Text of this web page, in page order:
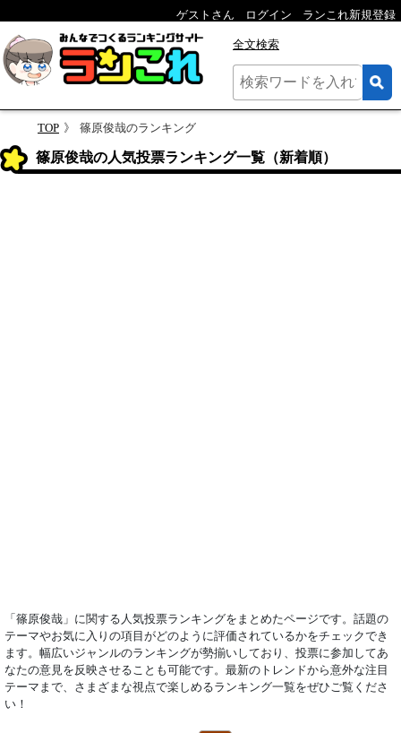
ゲストさん ログイン ランこれ新規登録
全文検索
TOP 篠原俊哉のランキング
篠原俊哉の人気投票ランキング一覧（新着順）
「篠原俊哉」に関する人気投票ランキングをまとめたページです。話題の
テーマやお気に入りの項目がどのように評価されているかをチェックでき
ます。幅広いジャンルのランキングが勢揃いしており、投票に参加してあ
なたの意見を反映させることも可能です。最新のトレンドから意外な注目
テーマまで、さまざまな視点で楽しめるランキング一覧をぜひご覧くださ
い！